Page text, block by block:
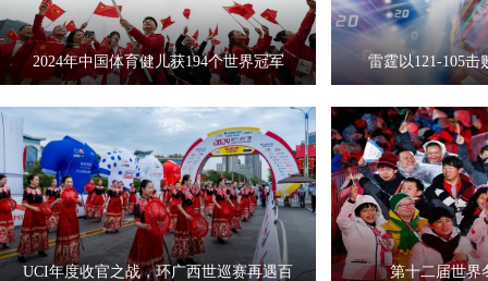
2024年中国体育健儿获194个世界冠军 雷霆以121-105击
UCI年度收官之战，环广西世巡赛再遇百
第十二届世界